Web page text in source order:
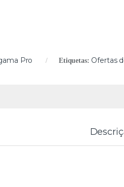
Pro Etiquetas: Ofertas